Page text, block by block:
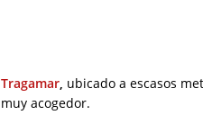
Tragamar, ubicado a escasos
muy acogedor.